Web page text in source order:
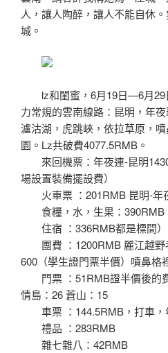
人，讓人陶醉，讓人不能自休
城。
lz和閨蜜，6月19日—6月29
力常規的雲南線路：昆明，年
瀘沽湖，虎跳峽，依拉草原，
園。Lz共破費4077.5RMB。
來回機票：年夜連-昆明
場設置裝備擺設費）
火車票 ：201RMB 昆明-年
食糧，水，生果：390RMB
住宿 ：336RMB都是標間）
團費 ：1200RMB 麗江越野
600（學生證門票半價）噴鼻格
門票 ：51RMB證半價後的
情島：26 蒼山：15
車票 ：144.5RMB，打車，
禮品 ：283RMB
雜七雜八：42RMB